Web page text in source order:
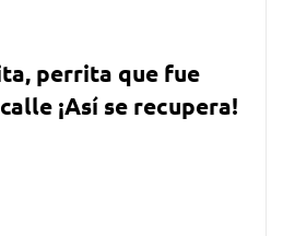
perrita que fue
¡Así se recupera!